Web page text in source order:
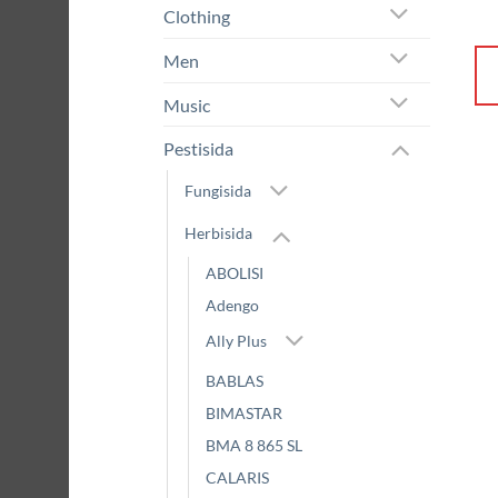
Clothing
Men
Music
Pestisida
Fungisida
Herbisida
ABOLISI
Adengo
Ally Plus
BABLAS
BIMASTAR
BMA 8 865 SL
CALARIS